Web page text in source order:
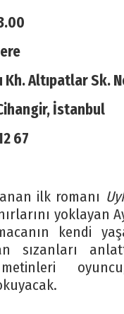
Altıpatlar Sk.
İstanbul
67
ilk romanı
yoklayan
kendi
sızanları
metinleri